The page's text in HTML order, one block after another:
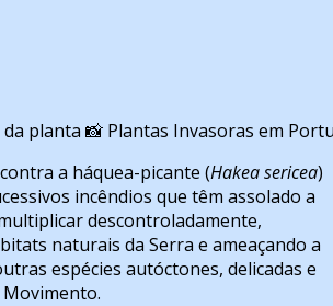
planta 📸 Plantas Invasoras em
a háquea-picante (Hakea sericea)
incêndios que têm assolado a
descontroladamente,
naturais da Serra e ameaçando a
espécies autóctones, delicadas e